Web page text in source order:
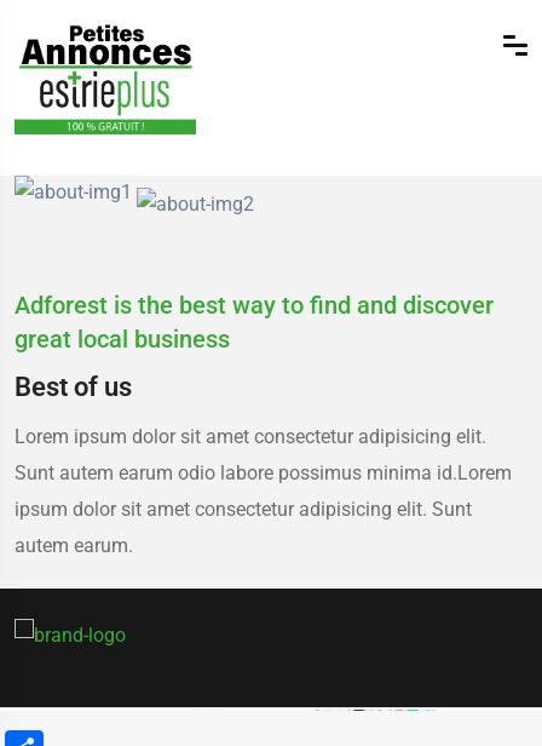
Adforest is the best way to find and discover
great local business
Best of us
Lorem ipsum dolor sit amet consectetur adipisicing elit.
Sunt autem earum odio labore possimus minima id.Lorem
ipsum dolor sit amet consectetur adipisicing elit. Sunt
autem earum.